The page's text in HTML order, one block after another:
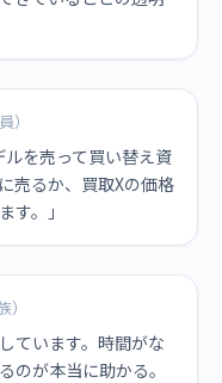
）
を売って買い替え資
売るか、買取Xの価格
す。」
ています。時間がな
のが本当に助かる。